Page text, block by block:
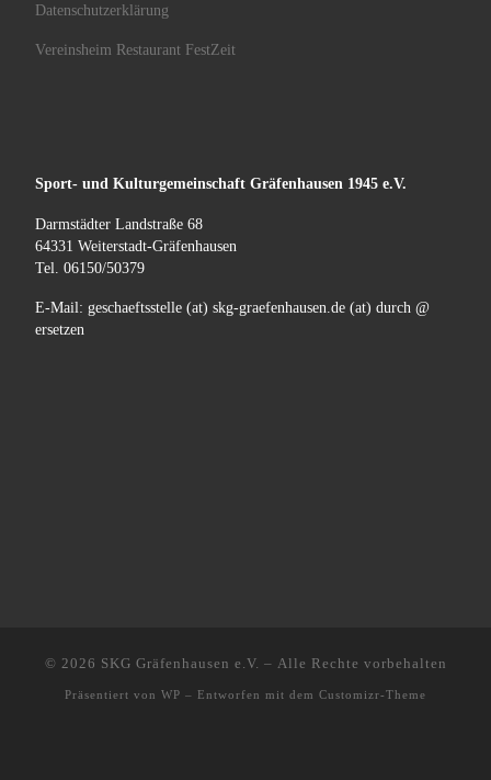
Datenschutzerklärung
Vereinsheim Restaurant FestZeit
Sport- und Kulturgemeinschaft Gräfenhausen 1945 e.V.
Darmstädter Landstraße 68
64331 Weiterstadt-Gräfenhausen
Tel. 06150/50379
E-Mail: geschaeftsstelle (at) skg-graefenhausen.de (at) durch @
ersetzen
© 2026 SKG Gräfenhausen e.V. – Alle Rechte vorbehalten
Präsentiert von WP – Entworfen mit dem Customizr-Theme